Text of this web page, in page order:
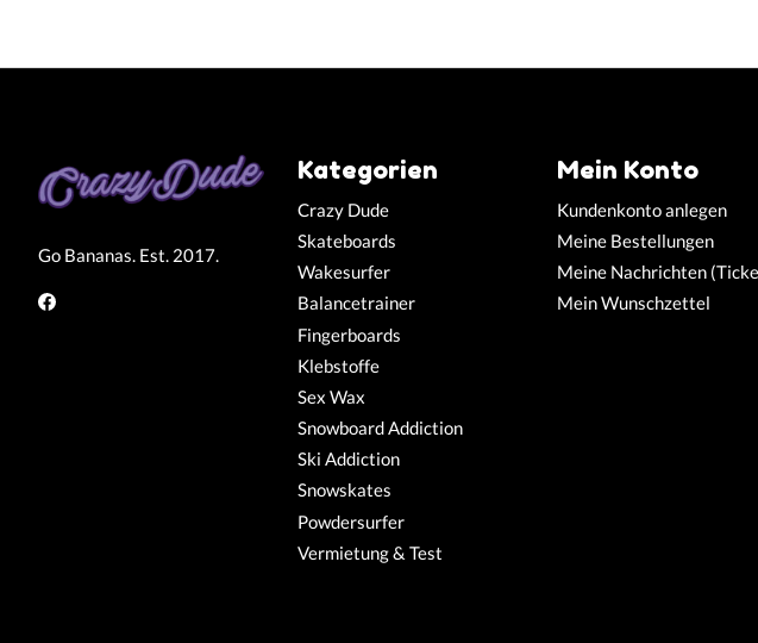
Go Bananas. Est. 2017.
Kategorien
Crazy Dude
Skateboards
Wakesurfer
Balancetrainer
Fingerboards
Klebstoffe
Sex Wax
Snowboard Addiction
Ski Addiction
Snowskates
Powdersurfer
Vermietung & Test
Mein Konto
Kundenkonto anlegen
Meine Bestellungen
Meine Nachrichten
Mein Wunschzettel